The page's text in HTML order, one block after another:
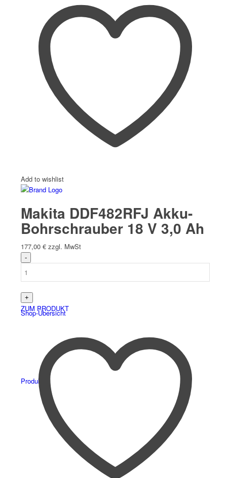
Shop-Übersicht
Produkte
Add to wishlist
Makita DDF482RFJ Akku-
Bohrschrauber 18 V 3,0 Ah
177,00 € zzgl. MwSt
ZUM PRODUKT